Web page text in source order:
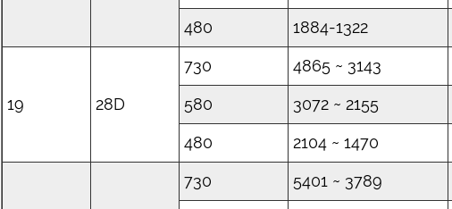
480 1884-1322
19 28D
730 4865 ~ 3143
580 3072 ~ 2155
480 2104 ~ 1470
730 5401 ~ 3789